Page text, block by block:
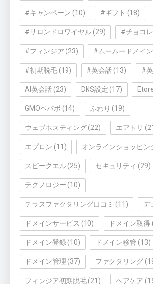
#キャンペーン (10) #ギフト (18)
#サロンドロワイヤル (29) #チョコ
#フィンジア (23) #ムームードメイン
#初期脱毛 (19) #英会話 (13) #
AI英会話 (23) DNS設定 (17)
GMOペパボ (14) ふわり (19)
ウェブホスティング (22) エアトリ
エプロン (11) オンラインショッピン
スピークエル (25) セキュリティ (29)
テクノロジー (10)
テラスファクタリング口コミ (11) デ
ドメインサービス (10) ドメイン取得
ドメイン登録 (10) ドメイン移管 (13)
ドメイン管理 (37) ファクタリング
フィンジア初期脱毛 (21) ヘアケア